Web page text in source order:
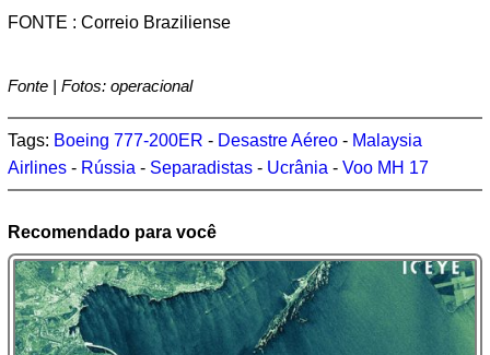
FONTE : Correio Braziliense
Fonte | Fotos: operacional
Tags: Boeing 777-200ER - Desastre Aéreo - Malaysia
Airlines - Rússia - Separadistas - Ucrânia - Voo MH 17
Recomendado para você